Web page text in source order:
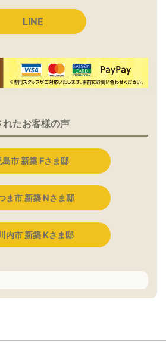
LINE
れたお客様の声
島市 新築 Fさま邸
ま市 新築 Nさま邸
内市 新築 Kさま邸